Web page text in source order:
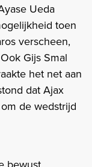
Ueda
toen
verscheen,
Gijs Smal
het net aan
dat Ajax
de wedstrijd